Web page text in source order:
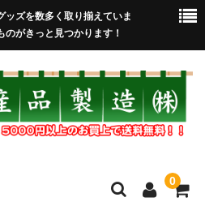
ッズを数多く取り揃えていま
がきっと見つかります！
0